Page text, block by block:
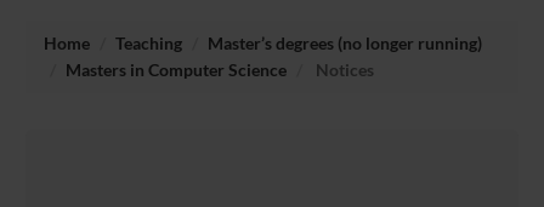
Home Teaching
Master’s degrees (no longer running)
Masters in Computer Science
Notices